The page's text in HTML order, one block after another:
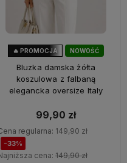
NOWOŚĆ
OKAZJA
🔥 PROMOCJA
Bluzka damska żółta
koszulowa z falbaną
elegancka oversize Italy
99,90 zł
regularna: 149,90 zł
-33%
cena: 149,90 zł